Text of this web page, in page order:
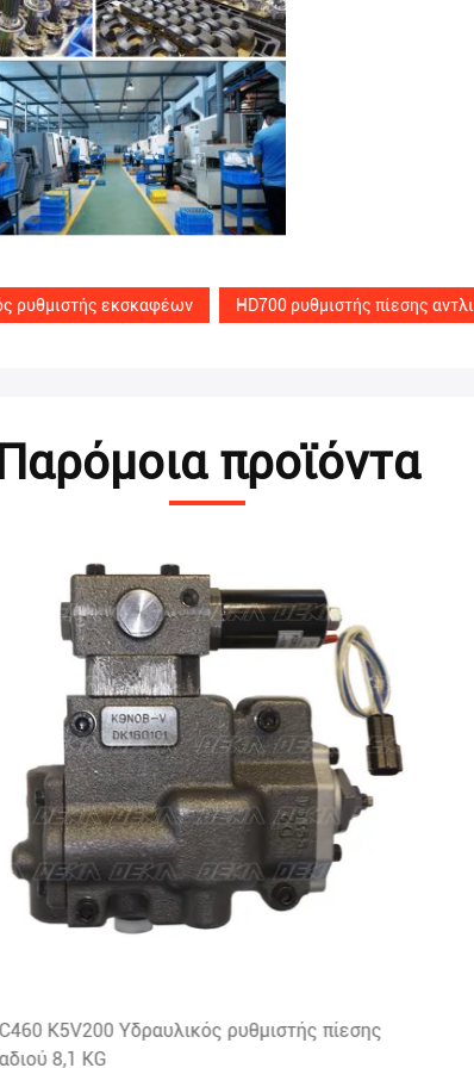
ρυθμιστής εκσκαφέων HD700 ρυθμιστής πίεσης
Παρόμοια προϊόντα
K5V200 Υδραυλικός ρυθμιστής πίεσης
8,1 KG